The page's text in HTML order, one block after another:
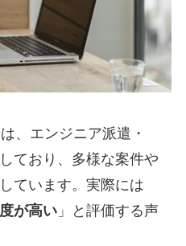
、エンジニア派遣・
ており、多様な案件や
ています。実際には
が高い」と評価する声